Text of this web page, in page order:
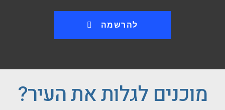
להרשמה
מוכנים לגלות את העיר?